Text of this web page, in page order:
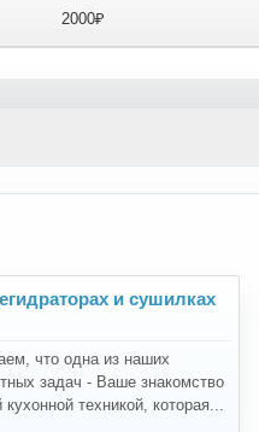
2000₽
и сушилках
что одна из наших
задач - Ваше знакомство
техникой, которая...